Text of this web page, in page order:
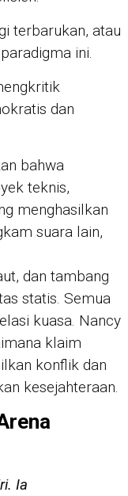
terbarukan, atau
ini.
dan
bahwa
teknis,
menghasilkan
suara lain,
dan tambang
statis. Semua
kuasa. Nancy
klaim
konflik dan
kesejahteraan.
Ia